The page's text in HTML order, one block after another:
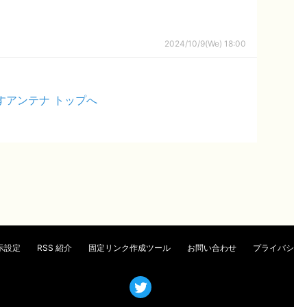
2024/10/9(We) 18:00
アンテナ トップへ
設定 RSS 紹介 固定リンク作成ツール お問い合わせ プライバ